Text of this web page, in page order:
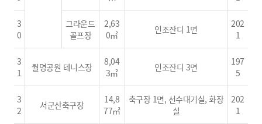
3
0
그라운드
골프장
2,63
0㎡
인조잔디 1면
202
1
3
1
월명공원 테니스장
8,04
3㎡
인조잔디 3면
197
5
3
2
서군산축구장
14,8
77㎡
축구장 1면, 선수대기실, 화장
실
202
1